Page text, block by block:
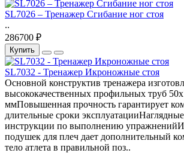
SL7026 – Тренажер Сгибание ног стоя
..
286700 ₽
Купить
SL7032 - Тренажер Икроножные стоя
Основной конструктив тренажера
высококачественных профильных труб
ммПовышенная прочность гарантирует
длительные сроки
инструкции по выполнению
подушек для плеч дает дополнительный
тело атлета в правильной поз..